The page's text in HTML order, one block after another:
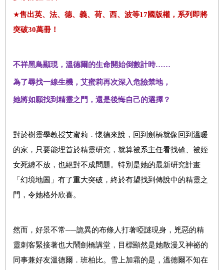
★售出英、法、德、義、荷、西、波等17國版權，系列即將
突破30萬冊！
不祥黑鳥顯現，溫德爾的生命開始倒數計時……
為了尋找一線生機，艾蜜莉再次深入危險禁地，
她將如願找到精靈之門，還是後悔自己的選擇？
對於樹靈學教授艾蜜莉．懷德來說，回到劍橋就像回到溫暖
的家，只要能埋首於精靈研究，就算被系主任看找碴、被姪
女死纏不放，也絕對不成問題。特別是她的最新研究計畫
「幻境地圖」有了重大突破，終於有望找到傳說中的精靈之
門，令她格外欣喜。
然而，好景不常──詭異的布條人打著啞謎現身，兇惡的精
靈刺客緊接著也大鬧劍橋講堂，目標顯然是她散漫又神祕的
同事兼好友溫德爾．班柏比。雪上加霜的是，溫德爾不知在